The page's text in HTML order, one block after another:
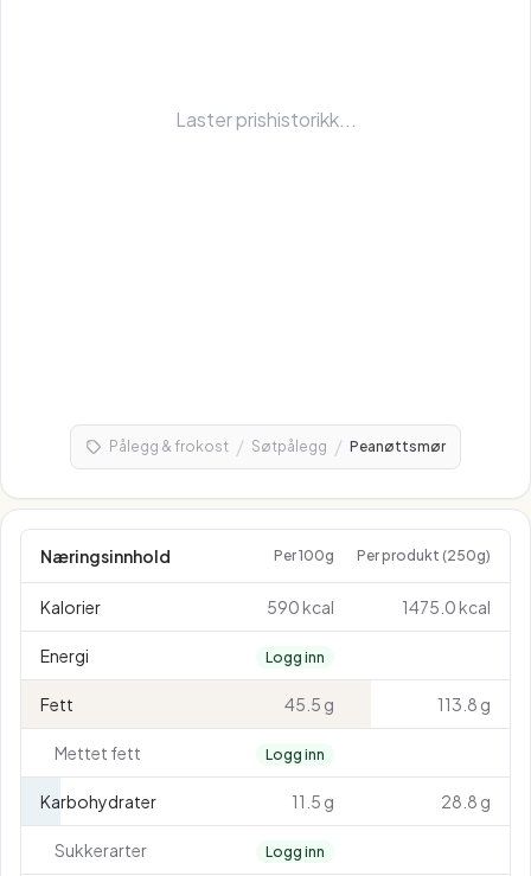
Laster prishistorikk...
Pålegg & frokost / Søtpålegg / Peanøttsmør
Næringsinnhold Per 100g Per produkt (250g)
Kalorier 590 kcal 1475.0 kcal
Energi Logg inn
Fett 45.5 g 113.8 g
Mettet fett Logg inn
Karbohydrater 11.5 g 28.8 g
Sukkerarter Logg inn